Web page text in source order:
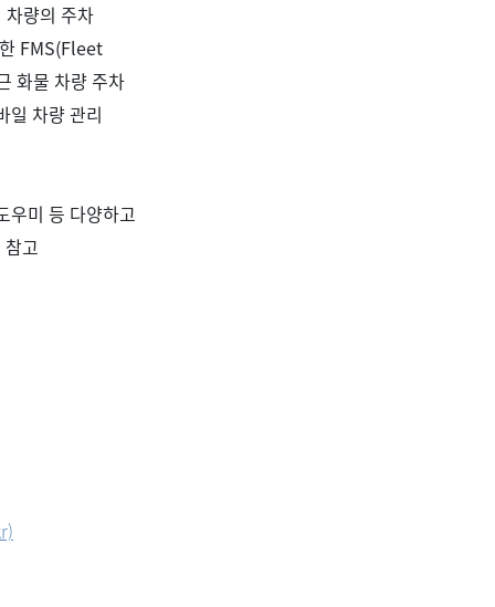
차량의 주차
FMS(Fleet
화물 차량 주차
일 차량 관리
우미 등 다양하고
고